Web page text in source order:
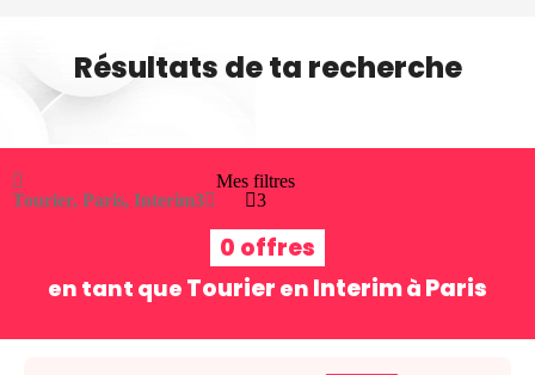
Résultats de ta recherche
Tourier, Paris, Interim3
Mes filtres
3
0 offres
en tant que Tourier en Interimà Paris